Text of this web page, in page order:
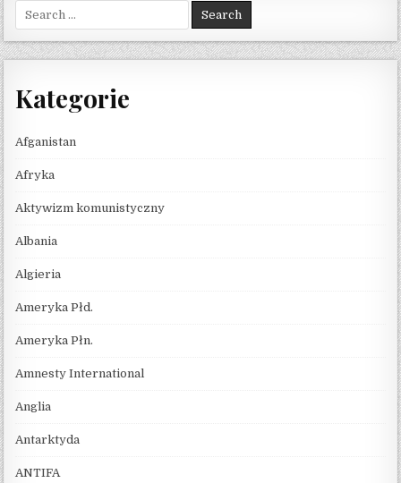
Search for:
Kategorie
Afganistan
Afryka
Aktywizm komunistyczny
Albania
Algieria
Ameryka Płd.
Ameryka Płn.
Amnesty International
Anglia
Antarktyda
ANTIFA